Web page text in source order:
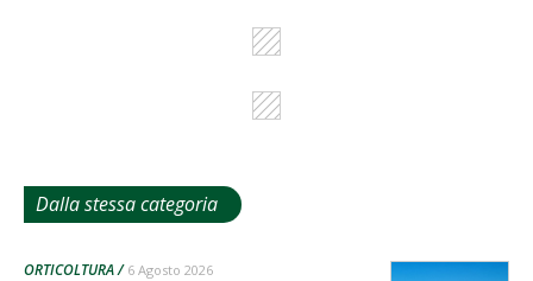
Dalla stessa categoria
ORTICOLTURA 6 Agosto 2026